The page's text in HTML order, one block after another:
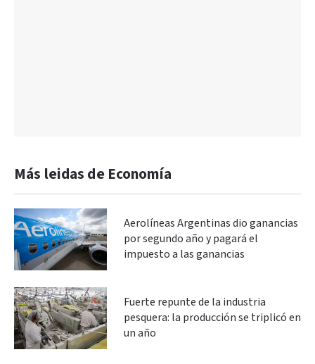
Más leidas de Economía
Aerolíneas Argentinas dio ganancias
por segundo año y pagará el
impuesto a las ganancias
Fuerte repunte de la industria
pesquera: la producción se triplicó en
un año